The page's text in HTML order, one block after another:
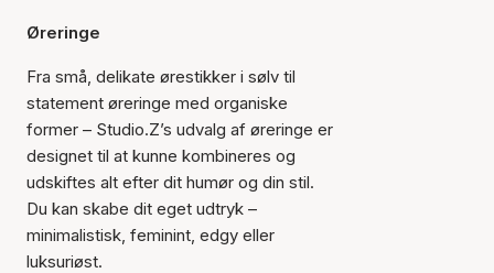
Øreringe
Fra små, delikate ørestikker i sølv til
statement øreringe med organiske
former – Studio.Z’s udvalg af øreringe er
designet til at kunne kombineres og
udskiftes alt efter dit humør og din stil.
Du kan skabe dit eget udtryk –
minimalistisk, feminint, edgy eller
luksuriøst.